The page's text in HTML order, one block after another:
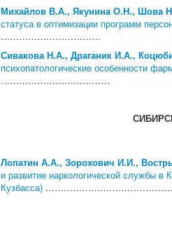
Михайлов В.А., Якунина О.Н., Шова
статуса в оптимизации программ
……………………………
Сивакова Н.А., Драганик И.А.,
психопатологические особенности
………………………………
Лопатин А.А., Зорохович И.И.,
и развитие наркологической службы в
Кузбасса)